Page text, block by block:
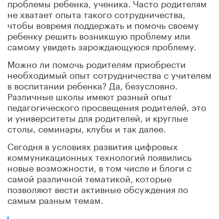
не хватает опыта такого сотрудничества,
чтобы вовремя поддержать и помочь своему
ребенку решить возникшую проблему или
самому увидеть зарождающуюся проблему.
Можно ли помочь родителям приобрести
необходимый опыт сотрудничества с учителем
в воспитании ребенка? Да, безусловно.
Различные школы имеют разный опыт
педагогического просвещения родителей, это
и университеты для родителей, и круглые
столы, семинары, клубы и так далее.
Сегодня в условиях развития цифровых
коммуникационных технологий появились
новые возможности, в том числе и блоги с
самой различной тематикой, которые
позволяют вести активные обсуждения по
самым разным темам.